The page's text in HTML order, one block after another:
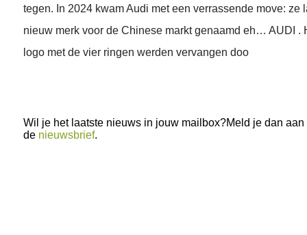
tegen. In 2024 kwam Audi met een verrassende move: ze
nieuw merk voor de Chinese markt genaamd eh… AUDI .
logo met de vier ringen werden vervangen doo
Wil je het laatste nieuws in jouw mailbox?Meld je dan aan
de nieuwsbrief.